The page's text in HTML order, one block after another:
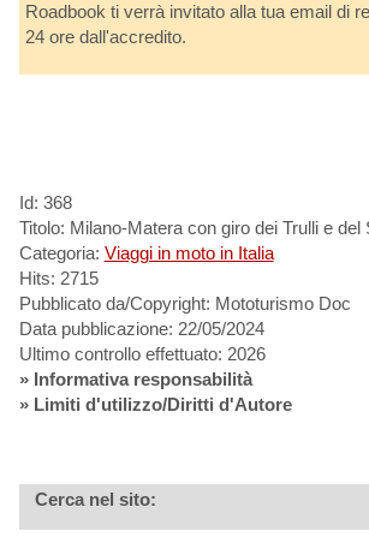
Roadbook ti verrà invitato alla tua email di
24 ore dall'accredito.
Id: 368
Titolo: Milano-Matera con giro dei Trulli e del
Categoria: Viaggi in moto in Italia
Hits: 2715
Pubblicato da/Copyright: Mototurismo Doc
Data pubblicazione: 22/05/2024
Ultimo controllo effettuato: 2026
» Informativa responsabilità
» Limiti d'utilizzo/Diritti d'Autore
Cerca nel sito: